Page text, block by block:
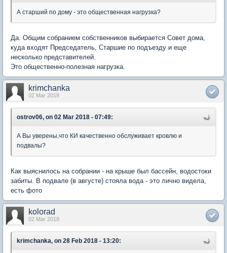
А старший по дому - это общественная нагрузка?
Да. Общим собранием собственников выбирается Совет дома,
куда входят Председатель, Старшие по подъезду и еще
несколько представителей.
Это общественно-полезная нагрузка.
krimchanka
02 Mar 2018
ostrov06, on 02 Mar 2018 - 07:49:
А Вы уверены,что КИ качественно обслуживает кровлю и
подвалы?
Как выяснилось на собрании - на крыше был бассейн, водостоки
забиты. В подвале (в августе) стояла вода - это лично видела,
есть фото
kolorad
02 Mar 2018
krimchanka, on 28 Feb 2018 - 13:20: